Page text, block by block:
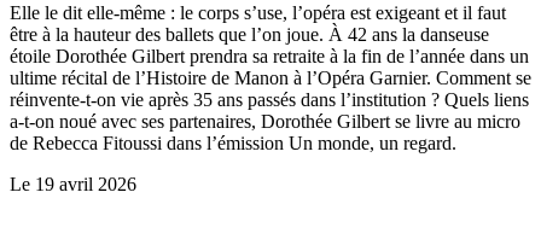
Elle le dit elle-même : le corps s’use, l’opéra est exigeant et il faut
être à la hauteur des ballets que l’on joue. À 42 ans la danseuse
étoile Dorothée Gilbert prendra sa retraite à la fin de l’année dans un
ultime récital de l’Histoire de Manon à l’Opéra Garnier. Comment se
réinvente-t-on vie après 35 ans passés dans l’institution ? Quels liens
a-t-on noué avec ses partenaires, Dorothée Gilbert se livre au micro
de Rebecca Fitoussi dans l’émission Un monde, un regard.
Le 19 avril 2026